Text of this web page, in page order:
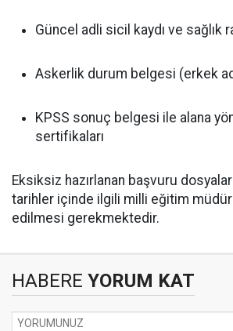
Güncel adli sicil kaydı ve sağlık
Askerlik durum belgesi (erkek
KPSS sonuç belgesi ile alana
sertifikaları
Eksiksiz hazırlanan başvuru
tarihler içinde ilgili milli eğitim
edilmesi gerekmektedir.
HABERE YORUM KAT